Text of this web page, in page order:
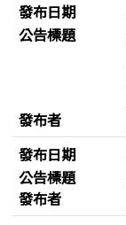
發布日期
公告標題
發布者
發布日期
公告標題
發布者